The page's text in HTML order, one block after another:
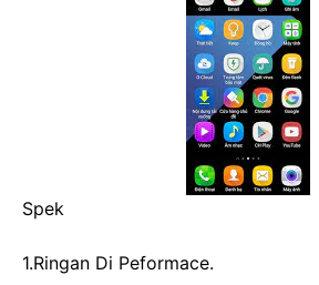
Spek
1.Ringan Di Peformace.